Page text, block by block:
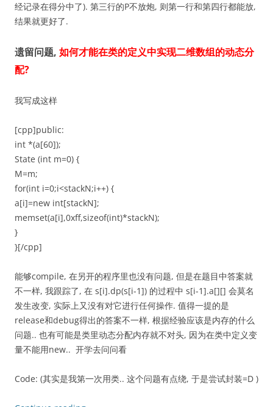
经记录在得分中了). 第三行的P不放炮, 则第一行和第四行都能放,
结果就更好了.
遗留问题, 如何才能在类的定义中实现二维数组的动态分
配?
我写成这样
[cpp]public:
int *(a[60]);
State (int m=0) {
M=m;
for(int i=0;i<stackN;i++) {
a[i]=new int[stackN];
memset(a[i],0xff,sizeof(int)*stackN);
}
}[/cpp]
能够compile, 在另开的程序里也没有问题, 但是在题目中答案就
不一样, 我跟踪了, 在 s[i].dp(s[i-1]) 的过程中 s[i-1].a[][] 会莫名
发生改变, 实际上又没有对它进行任何操作. 值得一提的是
release和debug得出的答案不一样, 根据经验应该是内存的什么
问题.. 也有可能是类里动态分配内存就不对头, 因为在类中定义变
量不能用new.. 开学去问问看
Code: (其实是我第一次用类.. 这个问题有点绕, 于是尝试封装=D )